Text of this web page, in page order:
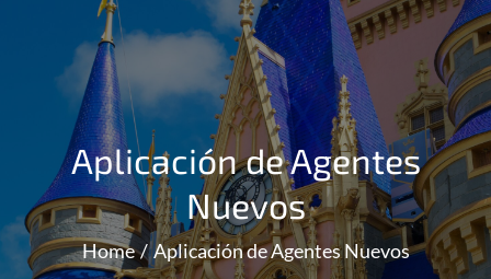
Aplicación de Agentes
Nuevos
Home Aplicación de Agentes Nuevos